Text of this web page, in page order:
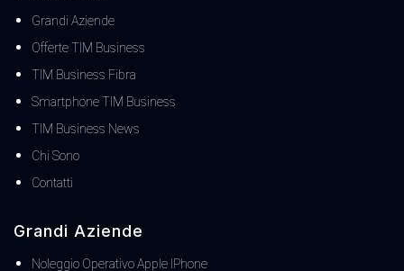
Grandi Aziende
Offerte TIM Business
TIM Business Fibra
Smartphone TIM Business
TIM Business News
Chi Sono
Contatti
Grandi Aziende
Noleggio Operativo Apple IPhone